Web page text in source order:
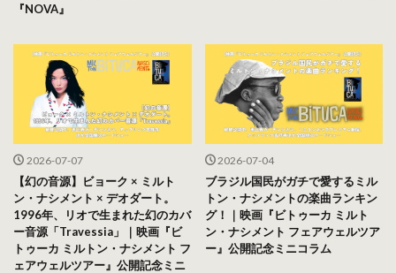
『NOVA』
2026-07-07
【幻の音源】ビョーク × ミルト
ン・ナシメント × デオダート。
1996年、リオで生まれた幻のカバ
ー音源「Travessia」｜映画『ビ
トゥーカ ミルトン・ナシメント フ
ェアウェルツアー』公開記念ミニ
2026-07-04
ブラジル国民がガチで愛するミル
トン・ナシメントの楽曲ランキン
グ！｜映画『ビトゥーカ ミルト
ン・ナシメント フェアウェルツア
ー』公開記念ミニコラム